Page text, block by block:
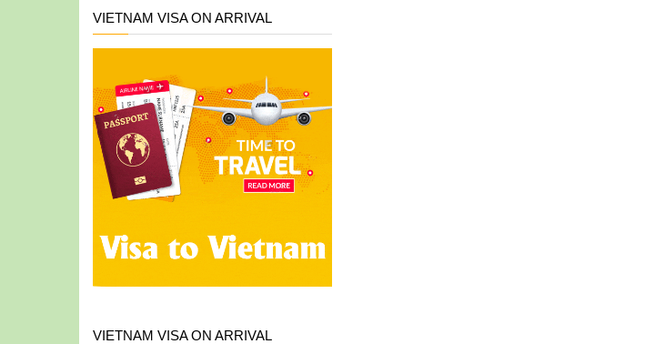
VIETNAM VISA ON ARRIVAL
VIETNAM VISA ON ARRIVAL